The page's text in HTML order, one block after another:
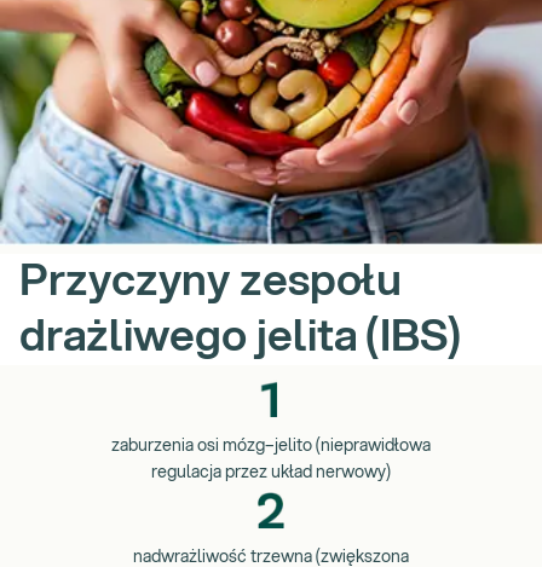
Przyczyny zespołu
drażliwego jelita (IBS)
zaburzenia osi mózg–jelito (nieprawidłowa
regulacja przez układ nerwowy)
nadwrażliwość trzewna (zwiększona